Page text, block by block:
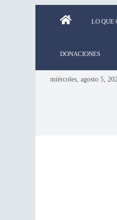
LO QUE
DONACIONES
miércoles, agosto 5,